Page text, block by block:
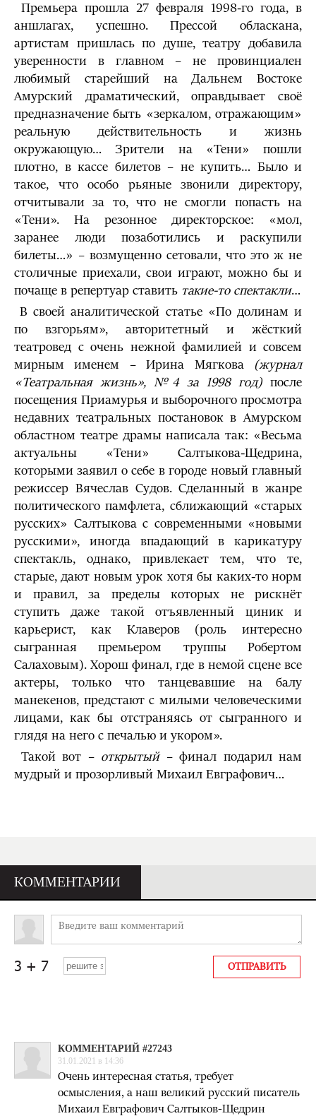
Премьера прошла 27 февраля 1998-го года, в
аншлагах, успешно. Прессой обласкана,
артистам пришлась по душе, театру добавила
уверенности в главном – не провинциален
любимый старейший на Дальнем Востоке
Амурский драматический, оправдывает своё
предназначение быть «зеркалом, отражающим»
реальную действительность и жизнь
окружающую… Зрители на «Тени» пошли
плотно, в кассе билетов – не купить… Было и
такое, что особо рьяные звонили директору,
отчитывали за то, что не смогли попасть на
«Тени». На резонное директорское: «мол,
заранее люди позаботились и раскупили
билеты…» – возмущенно сетовали, что это ж не
столичные приехали, свои играют, можно бы и
почаще в репертуар ставить такие-то спектакли…
В своей аналитической статье «По долинам и
по взгорьям», авторитетный и жёсткий
театровед с очень нежной фамилией и совсем
мирным именем – Ирина Мягкова (журнал
«Театральная жизнь», №4 за 1998 год) после
посещения Приамурья и выборочного просмотра
недавних театральных постановок в Амурском
областном театре драмы написала так: «Весьма
актуальны «Тени» Салтыкова-Щедрина,
которыми заявил о себе в городе новый главный
режиссер Вячеслав Судов. Сделанный в жанре
политического памфлета, сближающий «старых
русских» Салтыкова с современными «новыми
русскими», иногда впадающий в карикатуру
спектакль, однако, привлекает тем, что те,
старые, дают новым урок хотя бы каких-то норм
и правил, за пределы которых не рискнёт
ступить даже такой отъявленный циник и
карьерист, как Клаверов (роль интересно
сыгранная премьером труппы Робертом
Салаховым). Хорош финал, где в немой сцене все
актеры, только что танцевавшие на балу
манекенов, предстают с милыми человеческими
лицами, как бы отстраняясь от сыгранного и
глядя на него с печалью и укором».
Такой вот – открытый– финал подарил нам
мудрый и прозорливый Михаил Евграфович…
КОММЕНТАРИИ
КОММЕНТАРИЙ #27243
31.01.2021 в 14:36
Очень интересная статья, требует
осмысления, а наш великий русский писатель
Михаил Евграфович Салтыков-Щедрин